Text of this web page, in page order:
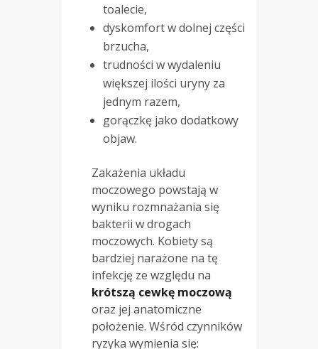
toalecie,
dyskomfort w dolnej części
brzucha,
trudności w wydaleniu
większej ilości uryny za
jednym razem,
gorączkę jako dodatkowy
objaw.
Zakażenia układu
moczowego powstają w
wyniku rozmnażania się
bakterii w drogach
moczowych. Kobiety są
bardziej narażone na tę
infekcję ze względu na
krótszą cewkę moczową
oraz jej anatomiczne
położenie. Wśród czynników
ryzyka wymienia się: